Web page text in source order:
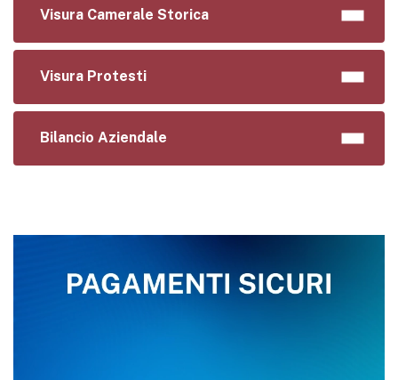
Visura Camerale Storica
Visura Protesti
Bilancio Aziendale